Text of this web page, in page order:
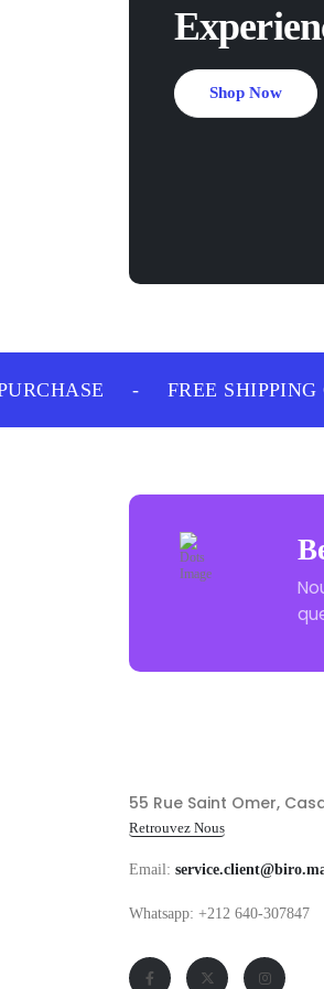
Shop Now
FREE SHIPPING
55 Rue Saint Omer,
Retrouvez Nous
Email:
Whatsapp: +212 640-307847